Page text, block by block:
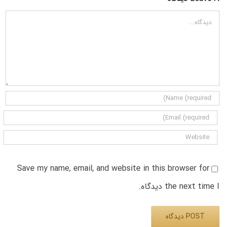
دیدگاه
Save my name, email, and website in this browser for
the next time I دیدگاه.